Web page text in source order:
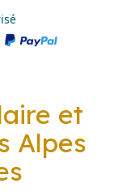
et
Alpes